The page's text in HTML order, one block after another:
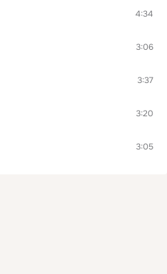
4:34
3:06
3:37
3:20
3:05